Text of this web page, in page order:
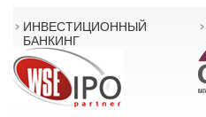
ИНВЕСТИЦИОННЫЙ
БАНКИНГ